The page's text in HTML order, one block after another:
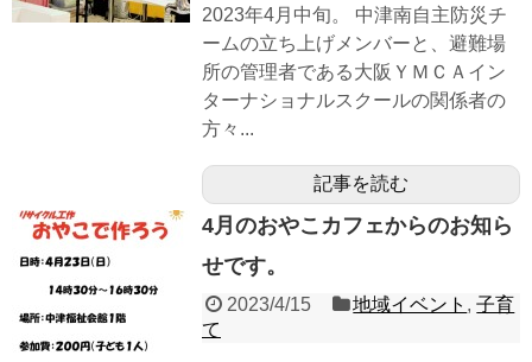
2023年4月中旬。 中津南自主防災チ
ームの立ち上げメンバーと、避難場
所の管理者である大阪ＹＭＣＡイン
ターナショナルスクールの関係者の
方々...
記事を読む
4月のおやこカフェからのお知ら
せです。
2023/4/15 地域イベント ,子育
て